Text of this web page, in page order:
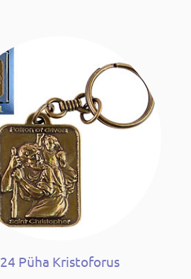
24 Püha Kristoforus